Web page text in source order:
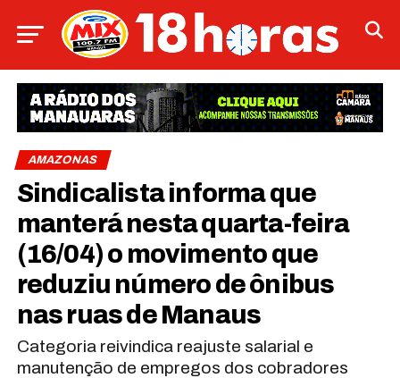
AMAZONAS
Sindicalista informa que
manterá nesta quarta-feira
(16/04) o movimento que
reduziu número de ônibus
nas ruas de Manaus
Categoria reivindica reajuste salarial e
manutenção de empregos dos cobradores